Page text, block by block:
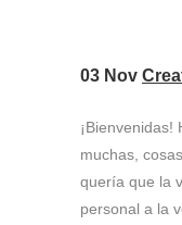
03 Nov
¡Bienvenidas!
muchas,
quería que la
personal a la